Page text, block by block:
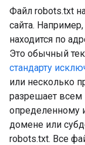
Файл robots.txt
сайта. Например,
находится по
Это обычный
стандарту
или несколько
разрешает
определенному
домене или
robots.txt. Все